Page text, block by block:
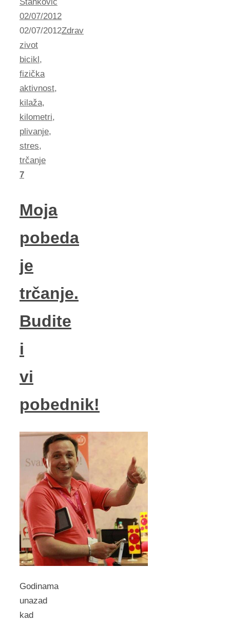
Stankovic
02/07/2012
02/07/2012Zdrav
zivot
bicikl ,
fizička
aktivnost,
kilaža,
kilometri,
plivanje,
stres,
trčanje
7
Moja
pobeda
je
trčanje.
Budite
i
vi
pobednik!
Godinama
unazad
kad